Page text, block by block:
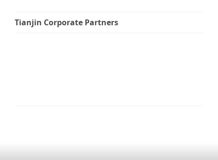
Tianjin Corporate Partners